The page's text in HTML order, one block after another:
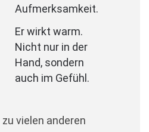
Aufmerksamkeit.
Er wirkt warm.
Nicht nur in der
Hand, sondern
auch im Gefühl.
vielen anderen